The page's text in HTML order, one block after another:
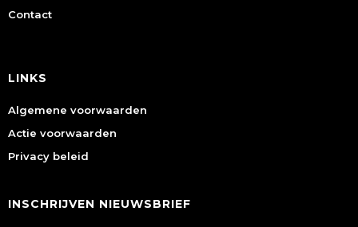
Contact
LINKS
Algemene voorwaarden
Actie voorwaarden
Privacy beleid
INSCHRIJVEN NIEUWSBRIEF